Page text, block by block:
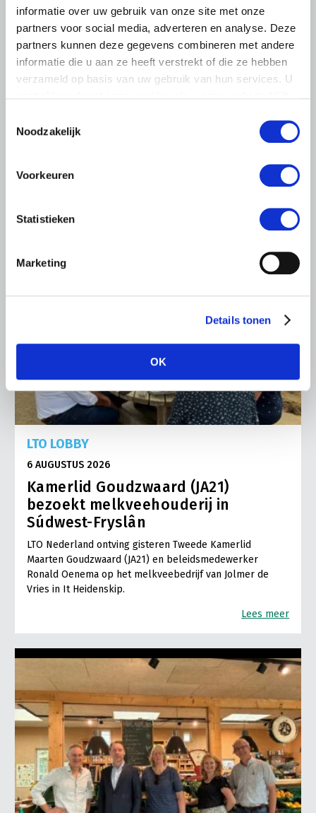
informatie over uw gebruik van onze site met onze
partners voor social media, adverteren en analyse. Deze
partners kunnen deze gegevens combineren met andere
informatie die u aan ze heeft verstrekt of die ze hebben
verzameld op basis van uw gebruik van hun services. U
Noodzakelijk
Voorkeuren
Statistieken
Marketing
Details tonen
OK
BELANGRIJKE INFORMATIE
6 AUGUSTUS 2026
LTO sluit aan bij demonstratie tegen
dreigende onteigening
pluimveehouders
leden op om op vrijdagochtend 14 augustus massaal naar
het voorplein van het provinciehuis in Den Bosch te
Lees meer
LTO LOBBY
6 AUGUSTUS 2026
Kamerlid Goudzwaard (JA21)
bezoekt melkveehouderij in
Súdwest-Fryslân
LTO Nederland ontving gisteren Tweede Kamerlid
Maarten Goudzwaard (JA21) en beleidsmedewerker
Ronald Oenema op het melkveebedrijf van Jolmer de
Vries in It Heidenskip.
Lees meer